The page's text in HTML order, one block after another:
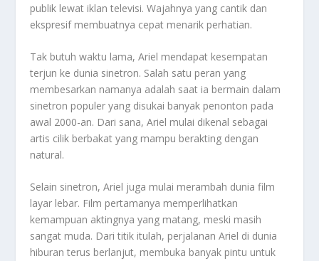
publik lewat iklan televisi. Wajahnya yang cantik dan
ekspresif membuatnya cepat menarik perhatian.
Tak butuh waktu lama, Ariel mendapat kesempatan
terjun ke dunia sinetron. Salah satu peran yang
membesarkan namanya adalah saat ia bermain dalam
sinetron populer yang disukai banyak penonton pada
awal 2000-an. Dari sana, Ariel mulai dikenal sebagai
artis cilik berbakat yang mampu berakting dengan
natural.
Selain sinetron, Ariel juga mulai merambah dunia film
layar lebar. Film pertamanya memperlihatkan
kemampuan aktingnya yang matang, meski masih
sangat muda. Dari titik itulah, perjalanan Ariel di dunia
hiburan terus berlanjut, membuka banyak pintu untuk